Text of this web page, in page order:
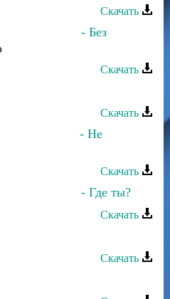
Скачать
Гусейнов - Без
Скачать
Скачать
Гусейнов - Не
Скачать
Гусейнов - Где ты?
Скачать
Скачать